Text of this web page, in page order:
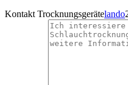
Kontakt Trocknungsgerätelando